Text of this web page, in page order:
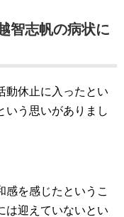
智志帆の病状に
動休止に入ったとい
いう思いがありまし
感を感じたというこ
は迎えていないとい